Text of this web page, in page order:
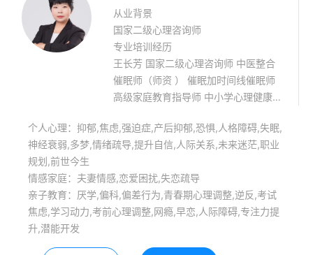
从业背景
国家二级心理咨询师
专业培训经历
王长芳 国家二级心理咨询师 中医整合
催眠师（师资 ） 催眠加时间线催眠师
高级家庭教育指导师 中小学心理健康教
询案例
个人心理：抑郁,焦虑,强迫症,产后抑郁,恐惧,人格障碍,失眠,
神经衰弱,多梦,情绪疏导,提升自信,人际关系,未来迷茫,职业
规划,前世今生
情感家庭：夫妻情感,恋爱困扰,失恋疏导
亲子教育：厌学,偏科,偏差行为,青春期心理调整,逆反,考试
焦虑,学习动力,考前心理调整,网瘾,早恋,人际障碍,专注力提
升,潜能开发